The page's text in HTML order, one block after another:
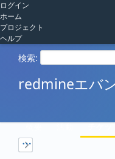
ログイン
ホーム
プロジェクト
ヘルプ
検索:
redmineエバ